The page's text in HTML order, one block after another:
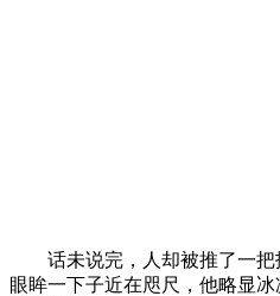
话未说完，人却被推了一把
眼眸一下子近在咫尺，他略显